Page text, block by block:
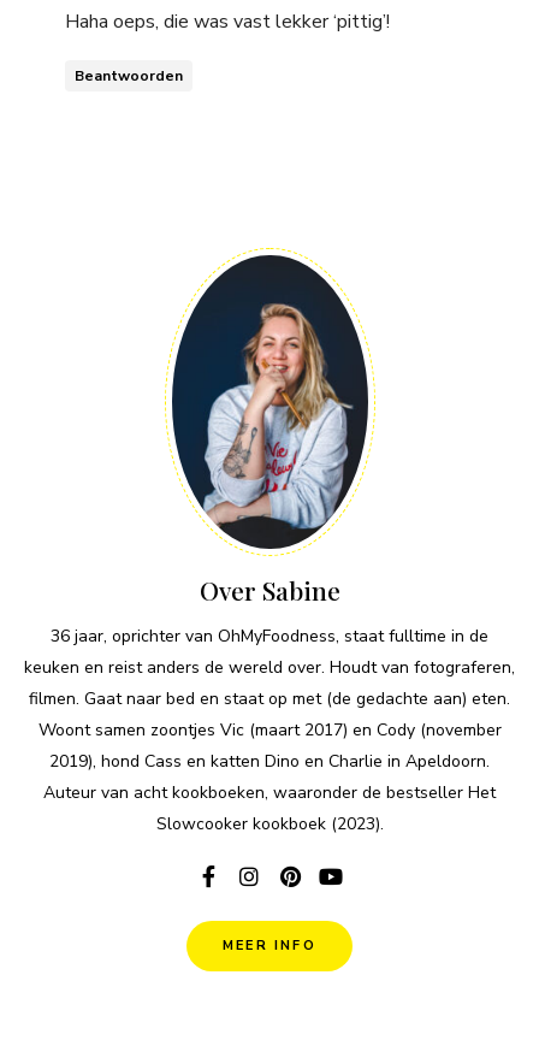
Haha oeps, die was vast lekker ‘pittig’!
Beantwoorden
Over Sabine
36 jaar, oprichter van OhMyFoodness, staat fulltime in de
keuken en reist anders de wereld over. Houdt van fotograferen,
filmen. Gaat naar bed en staat op met (de gedachte aan) eten.
Woont samen zoontjes Vic (maart 2017) en Cody (november
2019), hond Cass en katten Dino en Charlie in Apeldoorn.
Auteur van acht kookboeken, waaronder de bestseller Het
Slowcooker kookboek (2023).
MEER INFO